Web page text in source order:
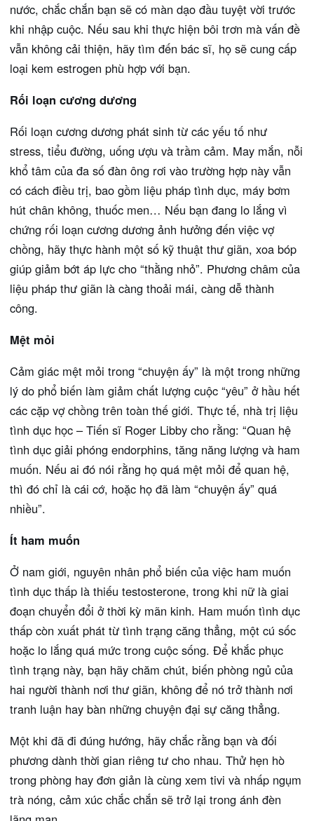
nước, chắc chắn bạn sẽ có màn dạo đầu tuyệt vời trước
khi nhập cuộc. Nếu sau khi thực hiện bôi trơn mà vấn đề
vẫn không cải thiện, hãy tìm đến bác sĩ, họ sẽ cung cấp
loại kem estrogen phù hợp với bạn.
Rối loạn cương dương
Rối loạn cương dương phát sinh từ các yếu tố như
stress, tiểu đường, uống ượu và trầm cảm. May mắn, nỗi
khổ tâm của đa số đàn ông rơi vào trường hợp này vẫn
có cách điều trị, bao gồm liệu pháp tình dục, máy bơm
hút chân không, thuốc men… Nếu bạn đang lo lắng vì
chứng rối loạn cương dương ảnh hưởng đến việc vợ
chồng, hãy thực hành một số kỹ thuật thư giãn, xoa bóp
giúp giảm bớt áp lực cho “thằng nhỏ”. Phương châm của
liệu pháp thư giãn là càng thoải mái, càng dễ thành
công.
Mệt mỏi
Cảm giác mệt mỏi trong “chuyện ấy” là một trong những
lý do phổ biến làm giảm chất lượng cuộc “yêu” ở hầu hết
các cặp vợ chồng trên toàn thế giới. Thực tế, nhà trị liệu
tình dục học – Tiến sĩ Roger Libby cho rằng: “Quan hệ
tình dục giải phóng endorphins, tăng năng lượng và ham
muốn. Nếu ai đó nói rằng họ quá mệt mỏi để quan hệ,
thì đó chỉ là cái cớ, hoặc họ đã làm “chuyện ấy” quá
nhiều”.
Ít ham muốn
Ở nam giới, nguyên nhân phổ biến của việc ham muốn
tình dục thấp là thiếu testosterone, trong khi nữ là giai
đoạn chuyển đổi ở thời kỳ mãn kinh. Ham muốn tình dục
thấp còn xuất phát từ tình trạng căng thẳng, một cú sốc
hoặc lo lắng quá mức trong cuộc sống. Để khắc phục
tình trạng này, bạn hãy chăm chút, biến phòng ngủ của
hai người thành nơi thư giãn, không để nó trở thành nơi
tranh luận hay bàn những chuyện đại sự căng thẳng.
Một khi đã đi đúng hướng, hãy chắc rằng bạn và đối
phương dành thời gian riêng tư cho nhau. Thử hẹn hò
trong phòng hay đơn giản là cùng xem tivi và nhấp ngụm
trà nóng, cảm xúc chắc chắn sẽ trở lại trong ánh đèn